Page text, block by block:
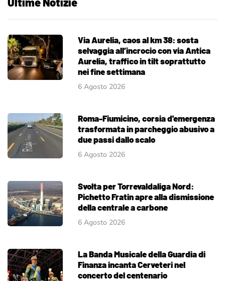
Via Aurelia, caos al km 38: sosta
selvaggia all’incrocio con via Antica
Aurelia, traffico in tilt soprattutto
nei fine settimana
6 Agosto 2026
Roma-Fiumicino, corsia d'emergenza
trasformata in parcheggio abusivo a
due passi dallo scalo
6 Agosto 2026
Svolta per Torrevaldaliga Nord:
Pichetto Fratin apre alla dismissione
della centrale a carbone
6 Agosto 2026
La Banda Musicale della Guardia di
Finanza incanta Cerveteri nel
concerto del centenario